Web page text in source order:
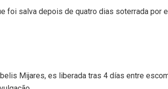
foi salva depois de quatro dias soterrada por